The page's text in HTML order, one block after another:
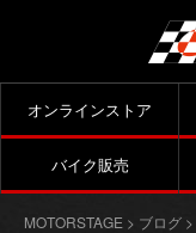
オンラインストア
バイク販売
MOTORSTAGE > ブログ >